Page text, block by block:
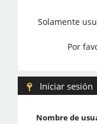
Solamente
Por
Iniciar sesión
Nombre de